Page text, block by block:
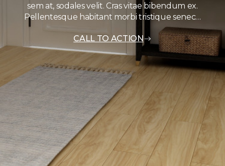
sem at, sodales velit. Cras vitae bibendum ex.
Pellentesque habitant morbi tristique senec…
CALL TO ACTION